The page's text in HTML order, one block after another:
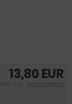
13,80 EUR
zzgl. Versandkosten